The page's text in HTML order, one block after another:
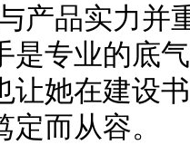
产品实力并
是专业的底
让她在建设
而从容。